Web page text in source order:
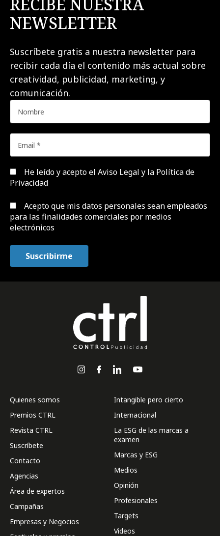
RECIBE NUESTRA
NEWSLETTER
Suscríbete gratis a nuestra newsletter para
recibir cada día el contenido más actual sobre
creatividad, publicidad, marketing, y
comunicación.
He leído y acepto el Aviso Legal y la Política de
Privacidad
Acepto que mis datos personales sean empleados
para las finalidades comerciales por medios
electrónicos
Quienes somos
Premios CTRL
Revista CTRL
Suscríbete
Contacto
Agencias
Área de expertos
Campañas
Empresas y Negocios
Intangible pero cierto
Internacional
La ESG de las marcas a
examen
Marcas y ESG
Medios
Opinión
Profesionales
Targets
Videos